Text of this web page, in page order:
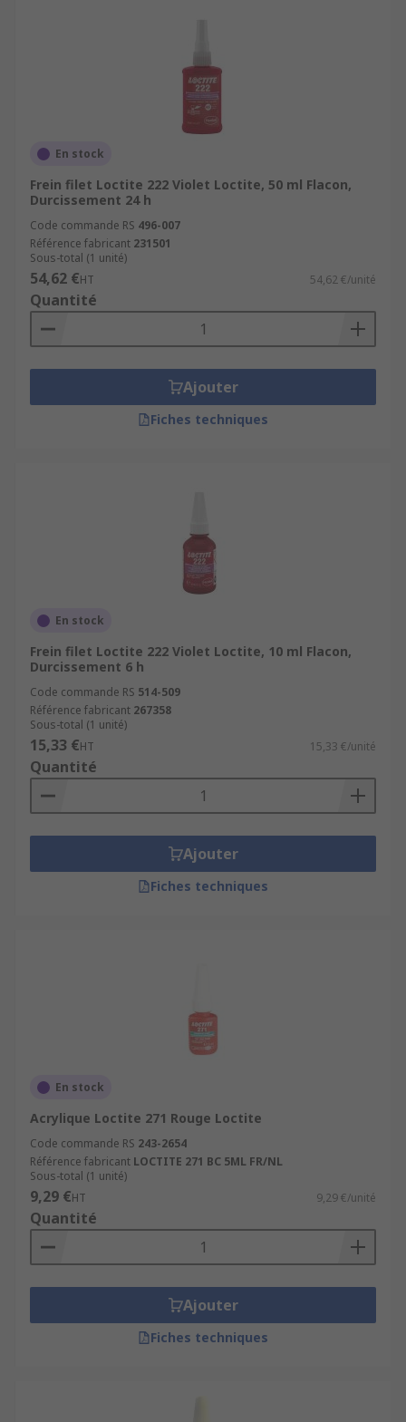
En stock
Frein filet Loctite 222 Violet Loctite, 50 ml Flacon,
Durcissement 24 h
Code commande RS 496-007
Référence fabricant 231501
Sous-total (1 unité)
54,62 €HT 54,62 €/unité
Quantité
Ajouter
Fiches techniques
En stock
Frein filet Loctite 222 Violet Loctite, 10 ml Flacon,
Durcissement 6 h
Code commande RS 514-509
Référence fabricant 267358
Sous-total (1 unité)
15,33 €HT 15,33 €/unité
Quantité
Ajouter
Fiches techniques
En stock
Acrylique Loctite 271 Rouge Loctite
Code commande RS 243-2654
Référence fabricant LOCTITE 271 BC 5ML FR/NL
Sous-total (1 unité)
9,29 €HT 9,29 €/unité
Quantité
Ajouter
Fiches techniques